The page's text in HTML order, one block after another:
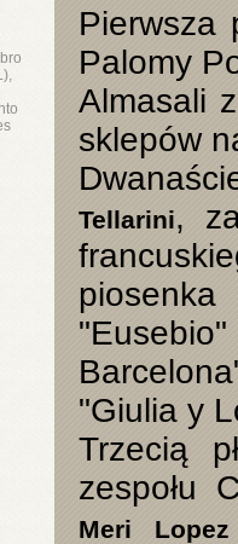
Pierwsza
Palomy
Almasali
sklepów
Tellarini,
"Giulia y
Trzecią
zespołu
Meri Lopez